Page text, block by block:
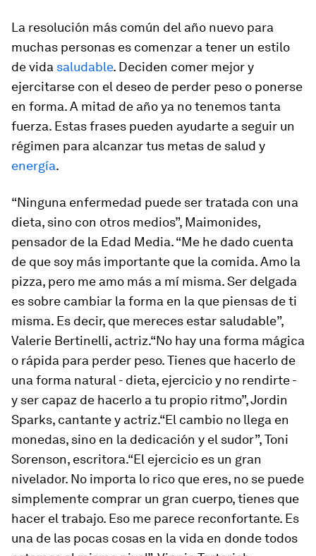
La resolución más común del año nuevo para
muchas personas es comenzar a tener un estilo
de vida saludable. Deciden comer mejor y
ejercitarse con el deseo de perder peso o ponerse
en forma. A mitad de año ya no tenemos tanta
fuerza. Estas frases pueden ayudarte a seguir un
régimen para alcanzar tus metas de salud y
energía.
“Ninguna enfermedad puede ser tratada con una
dieta, sino con otros medios”, Maimonides,
pensador de la Edad Media. “Me he dado cuenta
de que soy más importante que la comida. Amo la
pizza, pero me amo más a mí misma. Ser delgada
es sobre cambiar la forma en la que piensas de ti
misma. Es decir, que mereces estar saludable”,
Valerie Bertinelli, actriz.“No hay una forma mágica
o rápida para perder peso. Tienes que hacerlo de
una forma natural - dieta, ejercicio y no rendirte -
y ser capaz de hacerlo a tu propio ritmo”, Jordin
Sparks, cantante y actriz.“El cambio no llega en
monedas, sino en la dedicación y el sudor”, Toni
Sorenson, escritora.“El ejercicio es un gran
nivelador. No importa lo rico que eres, no se puede
simplemente comprar un gran cuerpo, tienes que
hacer el trabajo. Eso me parece reconfortante. Es
una de las pocas cosas en la vida en donde todos